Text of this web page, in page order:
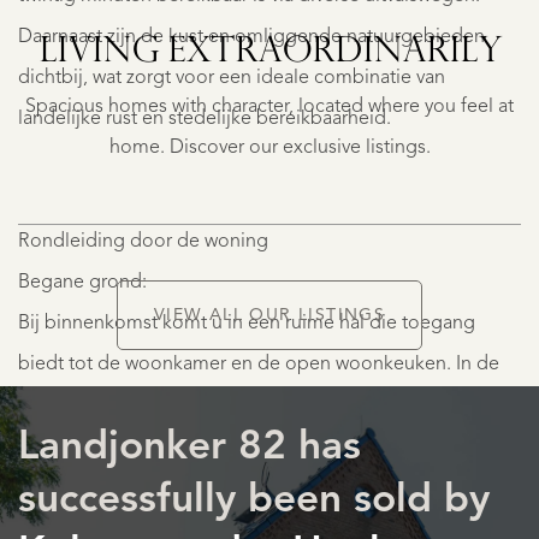
Daarnaast zijn de kust en omliggende natuurgebieden
dichtbij, wat zorgt voor een ideale combinatie van
landelijke rust en stedelijke bereikbaarheid.
Rondleiding door de woning
Begane grond:
Bij binnenkomst komt u in een ruime hal die toegang
biedt tot de woonkamer en de open woonkeuken. In de
hal is de meterkast, toegang tot de kelder en het toilet
met fonteintje (2021). Middels een deur en vaste trap heeft
u toegang tot de kelder. Deze wordt nu gebruikt voor
voorraad, maar is uitermate geschikt om te gebruiken als
LIVING EXTRA­ORDINARILY
Spacious homes with character, located where you feel at
home. Discover our exclusive listings.
4
€
1.450.000
VIEW ALL OUR LISTINGS
Landjonker 82 has
successfully been sold by
LISTINGS